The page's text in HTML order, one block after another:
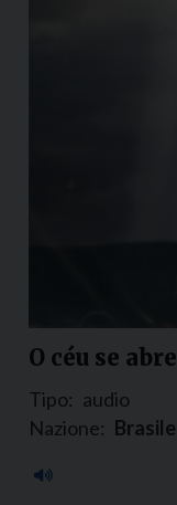
O céu se abre
Tipo: audio
Nazione: Brasile